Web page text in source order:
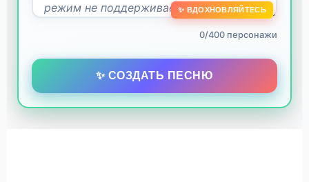
✨ ВДОХНОВЛЯЙТЕСЬ
0/400 персонажи
✨ СОЗДАТЬ ПЕСНЮ